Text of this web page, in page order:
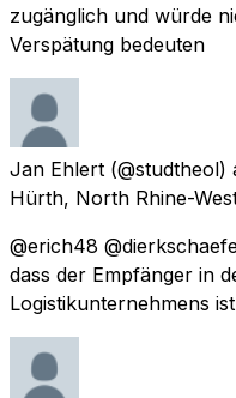
zugänglich und würde
Verspätung bedeuten
Jan Ehlert (@studtheol)
Hürth, North Rhine-
@erich48
dass der Empfänger in
Logistikunternehmens